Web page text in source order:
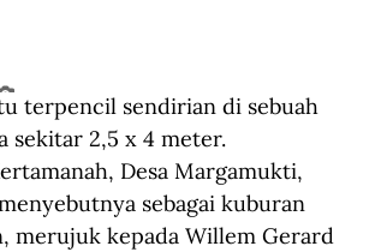
Willem Gerard Jongkindt Conninck. (Dok. Keluarga Jongkindt Conninck).
terpencil sendirian di sebuah
sekitar 2,5 x 4 meter.
Desa Margamukti,
sebagai kuburan
merujuk kepada Willem Gerard